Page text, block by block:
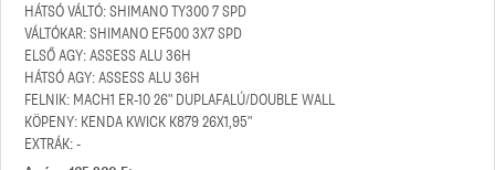
HÁTSÓ VÁLTÓ: SHIMANO TY300 7 SPD
VÁLTÓKAR: SHIMANO EF500 3X7 SPD
ELSŐ AGY: ASSESS ALU 36H
HÁTSÓ AGY: ASSESS ALU 36H
FELNIK: MACH1 ER-10 26" DUPLAFALÚ/DOUBLE WALL
KÖPENY: KENDA KWICK K879 26X1,95"
EXTRÁK: -